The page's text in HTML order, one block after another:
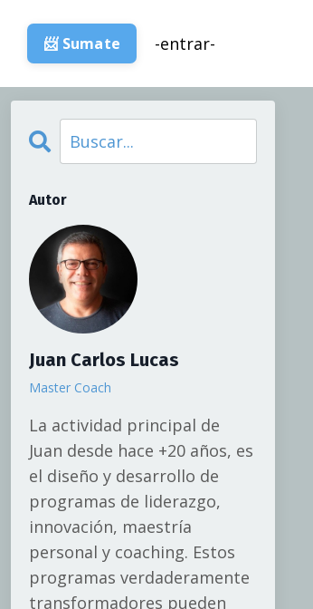
📨 Sumate -entrar-
Autor
Juan Carlos Lucas
Master Coach
La actividad principal de
Juan desde hace +20 años, es
el diseño y desarrollo de
programas de liderazgo,
innovación, maestría
personal y coaching. Estos
programas verdaderamente
transformadores pueden